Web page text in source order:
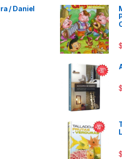
/ Daniel
$
$
$